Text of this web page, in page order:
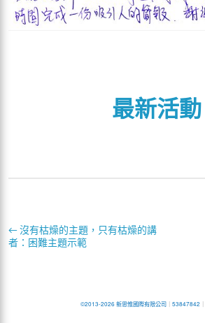
最新活動
← 沒有枯燥的主題，只有枯燥的講
者：困難主題示範
©2013-2026 新思惟國際有限公司｜ 53847842｜